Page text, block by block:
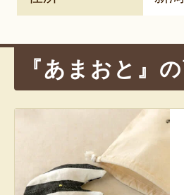
『あまおと』